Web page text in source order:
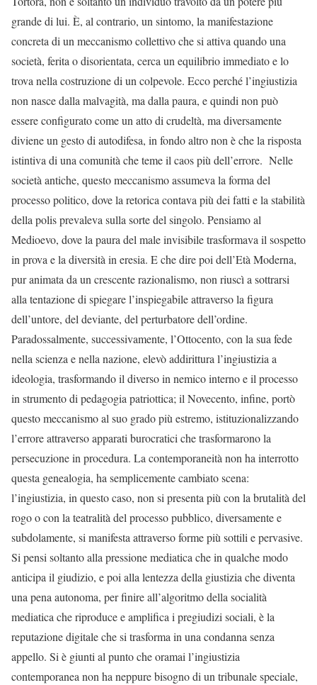
grande di lui. È, al contrario, un sintomo, la manifestazione
concreta di un meccanismo collettivo che si attiva quando una
società, ferita o disorientata, cerca un equilibrio immediato e lo
trova nella costruzione di un colpevole. Ecco perché l’ingiustizia
non nasce dalla malvagità, ma dalla paura, e quindi non può
essere configurato come un atto di crudeltà, ma diversamente
diviene un gesto di autodifesa, in fondo altro non è che la risposta
istintiva di una comunità che teme il caos più dell’errore. Nelle
società antiche, questo meccanismo assumeva la forma del
processo politico, dove la retorica contava più dei fatti e la stabilità
della polis prevaleva sulla sorte del singolo. Pensiamo al
Medioevo, dove la paura del male invisibile trasformava il sospetto
in prova e la diversità in eresia. E che dire poi dell’Età Moderna,
pur animata da un crescente razionalismo, non riuscì a sottrarsi
alla tentazione di spiegare l’inspiegabile attraverso la figura
dell’untore, del deviante, del perturbatore dell’ordine.
Paradossalmente, successivamente, l’Ottocento, con la sua fede
nella scienza e nella nazione, elevò addirittura l’ingiustizia a
ideologia, trasformando il diverso in nemico interno e il processo
in strumento di pedagogia patriottica; il Novecento, infine, portò
questo meccanismo al suo grado più estremo, istituzionalizzando
l’errore attraverso apparati burocratici che trasformarono la
persecuzione in procedura. La contemporaneità non ha interrotto
questa genealogia, ha semplicemente cambiato scena:
l’ingiustizia, in questo caso, non si presenta più con la brutalità del
rogo o con la teatralità del processo pubblico, diversamente e
subdolamente, si manifesta attraverso forme più sottili e pervasive.
Si pensi soltanto alla pressione mediatica che in qualche modo
anticipa il giudizio, e poi alla lentezza della giustizia che diventa
una pena autonoma, per finire all’algoritmo della socialità
mediatica che riproduce e amplifica i pregiudizi sociali, è la
reputazione digitale che si trasforma in una condanna senza
appello. Si è giunti al punto che oramai l’ingiustizia
contemporanea non ha neppure bisogno di un tribunale speciale,